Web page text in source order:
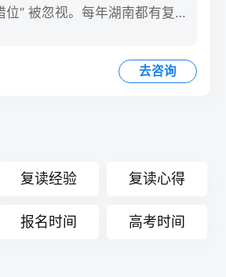
位” 被忽视。每年湖南都有复读
去咨询
复读经验 复读心得
报名时间 高考时间